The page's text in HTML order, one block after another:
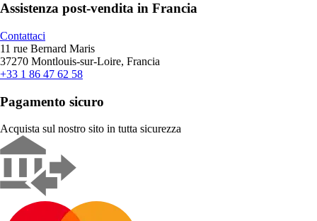
Assistenza post-vendita in Francia
Contattaci
11 rue Bernard Maris
37270 Montlouis-sur-Loire, Francia
+33 1 86 47 62 58
Pagamento sicuro
Acquista sul nostro sito in tutta sicurezza